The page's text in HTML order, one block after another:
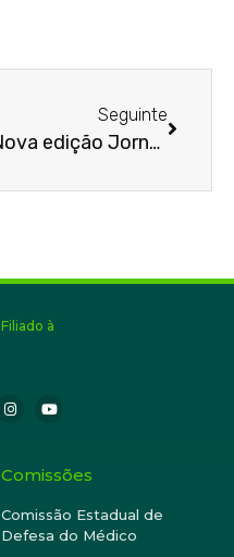
Seguinte
Nova edição Jornal AMMG
Filiado à
Comissões
Comissão Estadual de
Defesa do Médico